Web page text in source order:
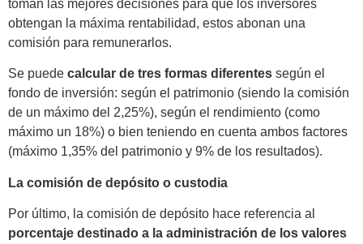
toman las mejores decisiones para que los inversores
obtengan la máxima rentabilidad, estos abonan una
comisión para remunerarlos.
Se puede calcular de tres formas diferentes según el
fondo de inversión: según el patrimonio (siendo la comisión
de un máximo del 2,25%), según el rendimiento (como
máximo un 18%) o bien teniendo en cuenta ambos factores
(máximo 1,35% del patrimonio y 9% de los resultados).
La comisión de depósito o custodia
Por último, la comisión de depósito hace referencia al
porcentaje destinado a la administración de los valores